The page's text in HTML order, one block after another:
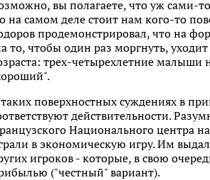
вы полагаете, что уж сами-
на самом деле стоит нам кого-то
продемонстрировал, что на
то, чтобы один раз моргнуть,
трех-четырехлетние малыши
поверхностных суждениях в
действительности.
Национального центра
в экономическую игру. Им
игроков - которые, в свою
("честный" вариант).